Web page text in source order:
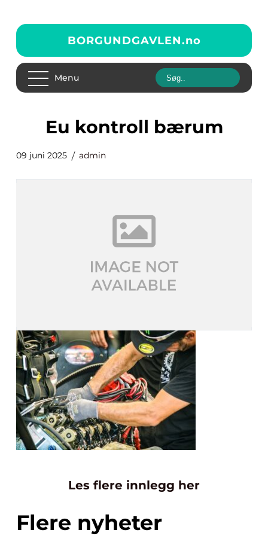
BORGUNDGAVLEN.no
Menu
eu kontroll bærum
09 juni 2025 admin
Les flere innlegg her
Flere nyheter